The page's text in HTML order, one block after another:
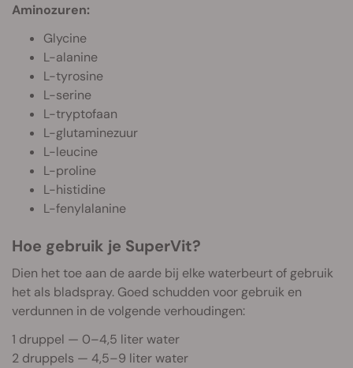
Aminozuren:
Glycine
L-alanine
L-tyrosine
L-serine
L-tryptofaan
L-glutaminezuur
L-leucine
L-proline
L-histidine
L-fenylalanine
Hoe gebruik je SuperVit?
Dien het toe aan de aarde bij elke waterbeurt of gebruik
het als bladspray. Goed schudden voor gebruik en
verdunnen in de volgende verhoudingen:
1 druppel — 0–4,5 liter water
2 druppels — 4,5–9 liter water